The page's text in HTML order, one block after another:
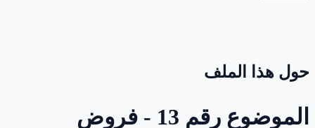
حول هذا الملف
الموضوع رقم 13 - فروض